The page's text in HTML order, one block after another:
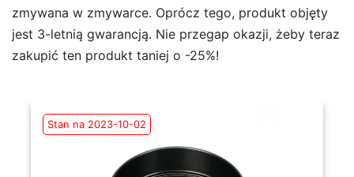
zmywana w zmywarce. Oprócz tego, produkt objęty
jest 3-letnią gwarancją. Nie przegap okazji, żeby teraz
zakupić ten produkt taniej o -25%!
Stan na 2023-10-02